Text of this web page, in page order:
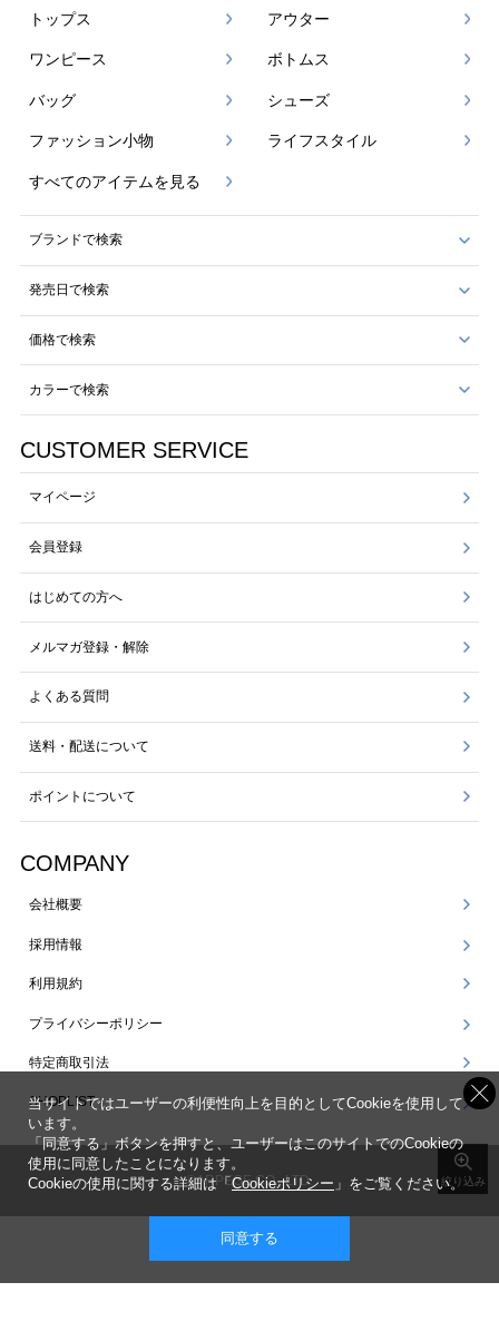
絞り込み
トップス アウター
ワンピース ボトムス
バッグ シューズ
ファッション小物 ライフスタイル
すべてのアイテムを見る
ブランドで検索
発売日で検索
価格で検索
カラーで検索
CUSTOMER SERVICE
マイページ
会員登録
はじめての方へ
メルマガ登録・解除
よくある質問
送料・配送について
ポイントについて
COMPANY
会社概要
採用情報
利用規約
プライバシーポリシー
特定商取引法
SHOPLIST
©ARPEGE CO., LTD.
表示 ： スマートフォン版 |
当サイトではユーザーの利便性向上を目的としてCookieを使用して
います。
「同意する」ボタンを押すと、ユーザーはこのサイトでのCookieの
使用に同意したことになります。
Cookieの使用に関する詳細は「Cookieポリシー 」をご覧ください。
同意する